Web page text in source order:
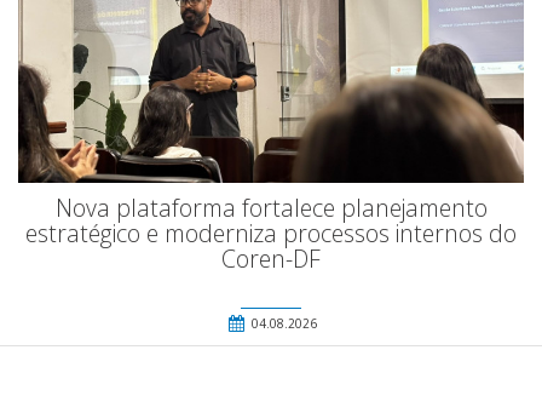
Nova plataforma fortalece planejamento
estratégico e moderniza processos internos do
Coren-DF
04.08.2026